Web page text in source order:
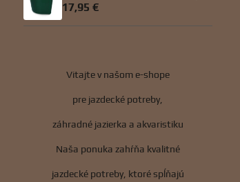
17,95 €
Vitajte v našom e-shope
pre jazdecké potreby,
záhradné jazierka a akvaristiku
Naša ponuka zahŕňa kvalitné
jazdecké potreby, ktoré spĺňajú